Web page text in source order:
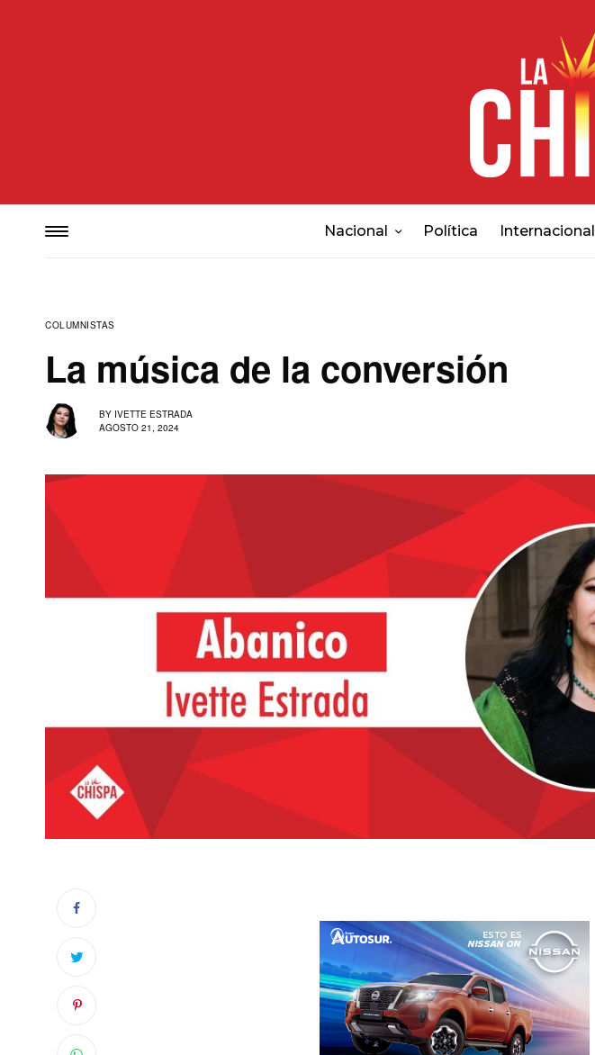
Nacional Política Internacional
COLUMNISTAS
La música de la conversión
BY IVETTE ESTRADA
AGOSTO 21, 2024